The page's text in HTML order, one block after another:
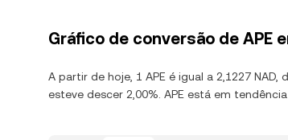
Gráfico de conversão de APE
A partir de hoje, 1 APE é igual a 2,1227
esteve descer 2,00%. APE está em